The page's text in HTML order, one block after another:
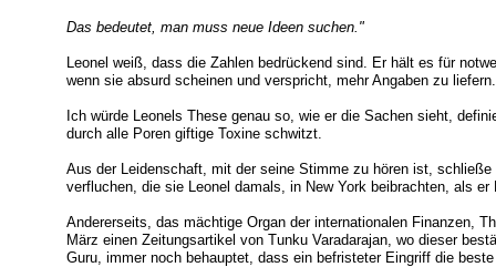
Das bedeutet, man muss neue Ideen suchen."
Leonel weiß, dass die Zahlen bedrückend sind. Er hält es für
wenn sie absurd scheinen und verspricht, mehr Angaben zu liefern.
Ich würde Leonels These genau so, wie er die Sachen sieht,
durch alle Poren giftige Toxine schwitzt.
Aus der Leidenschaft, mit der seine Stimme zu hören ist,
verfluchen, die sie Leonel damals, in New York beibrachten, als
Andererseits, das mächtige Organ der internationalen Finanzen,
März einen Zeitungsartikel von Tunku Varadarajan, wo dieser
Guru, immer noch behauptet, dass ein befristeter Eingriff die